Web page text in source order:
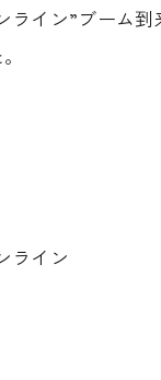
ライン”ブーム
ライン